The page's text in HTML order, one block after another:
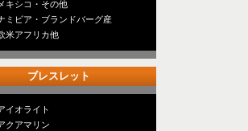
メキシコ・その他
ミビア・ブランドバーグ産
米アフリカ他
ブレスレット
イオライト
クアマリン